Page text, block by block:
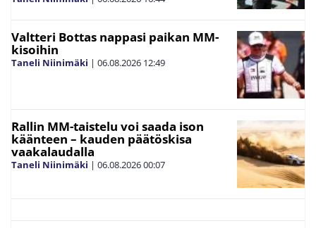
Valtteri Bottas nappasi paikan MM-
kisoihin
Taneli Niinimäki | 06.08.2026 12:49
Rallin MM-taistelu voi saada ison
käänteen – kauden päätöskisa
vaakalaudalla
Taneli Niinimäki | 06.08.202600:07